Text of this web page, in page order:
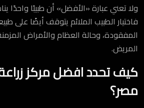
ولا تعني عبارة «الأفضل» أن طبيبًا واحدًا
فاختيار الطبيب الملائم يتوقف أيضًا على
المفقودة، وحالة العظام والأمراض
المريض.
كيف تحدد افضل مركز
مصر؟